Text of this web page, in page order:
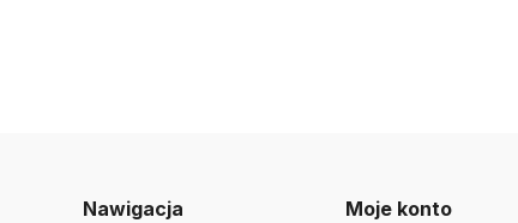
Nawigacja Moje konto